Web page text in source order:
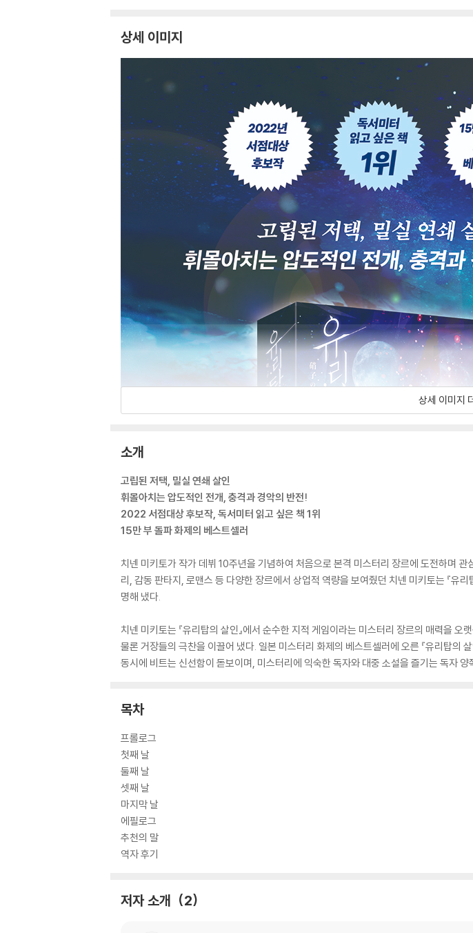
상세 이미지
상세 이미지
소개
고립된 저택, 밀실 연쇄 살인
휘몰아치는 압도적인 전개, 충격과 경악의 반전!
2022 서점대상 후보작, 독서미터 읽고 싶은 책 1위
15만 부 돌파 화제의 베스트셀러
치넨 미키토가 작가 데뷔 10주년을 기념하여 처음으로 본격 미스터리 장르에 도전하며 관
리, 감동 판타지, 로맨스 등 다양한 장르에서 상업적 역량을 보여줬던 치넨 미키토는 『유
명해 냈다.
치넨 미키토는 『유리탑의 살인』에서 순수한 지적 게임이라는 미스터리 장르의 매력을
물론 거장들의 극찬을 이끌어 냈다. 일본 미스터리 화제의 베스트셀러에 오른 『유리탑의
동시에 비트는 신선함이 돋보이며, 미스터리에 익숙한 독자와 대중 소설을 즐기는 독자
목차
프롤로그
첫째 날
둘째 날
셋째 날
마지막 날
에필로그
추천의 말
역자 후기
저자 소개 2